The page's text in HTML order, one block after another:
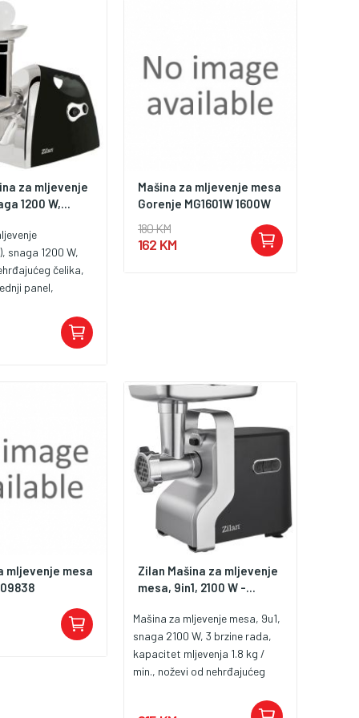
nastavcima, predstavlja
praktično rješenje za pripremu
raznih mesnih jela.
za mljevenje
1200 W,...
snaga 1200 W,
čelika,
panel,
protiv klizanja,
Mašina za mljevenje mesa
Gorenje MG1601W 1600W
180 KM
162 KM
mljevenje mesa
Zilan Mašina za mljevenje
mesa, 9in1, 2100 W -...
Mašina za mljevenje mesa, 9u1,
snaga 2100 W, 3 brzine rada,
kapacitet mljevenja 1.8 kg /
min., noževi od nehrđajućeg
kobasica i kibeh-a, gumene